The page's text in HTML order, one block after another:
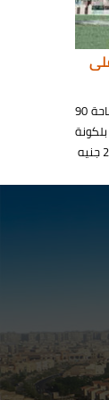
) المساحة 90
بحري تطل على حديقة تشمل 2 نوم 1 حمام 0 بلكونة